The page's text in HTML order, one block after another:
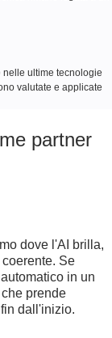
nelle ultime tecnologie
valutate e applicate
partner
dove l'AI brilla,
Se
in un
prende
dall'inizio.